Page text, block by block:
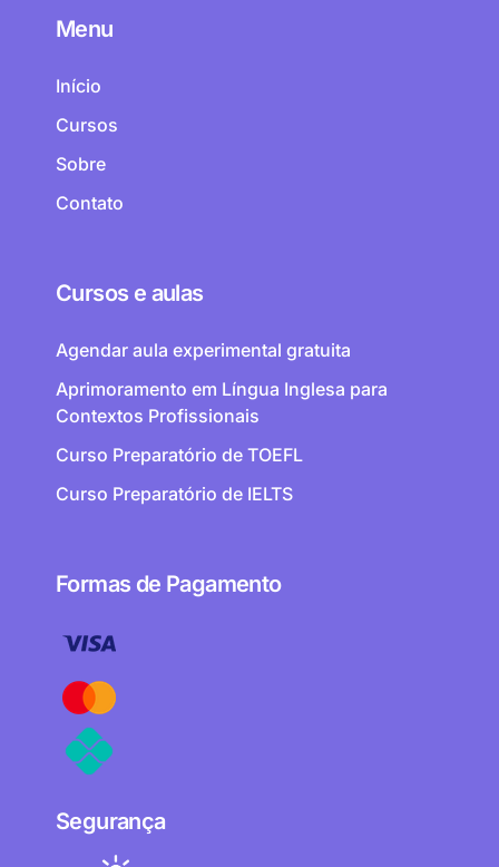
Menu
Início
Cursos
Sobre
Contato
Cursos e aulas
Agendar aula experimental gratuita
Aprimoramento em Língua Inglesa para
Contextos Profissionais
Curso Preparatório de TOEFL
Curso Preparatório de IELTS
Formas de Pagamento
Segurança